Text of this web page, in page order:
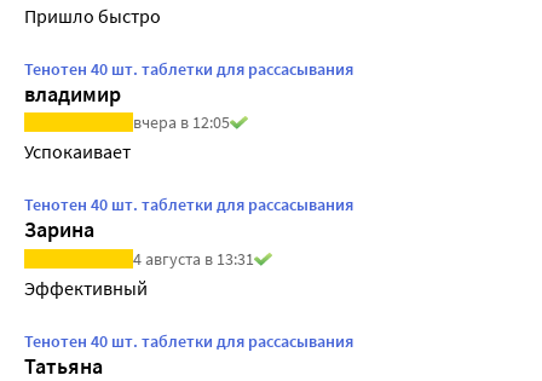
Пришло быстро
Тенотен 40 шт. таблетки для рассасывания
владимир
вчера в 12:05
Успокаивает
Тенотен 40 шт. таблетки для рассасывания
Зарина
4 августа в 13:31
Эффективный
Тенотен 40 шт. таблетки для рассасывания
Татьяна